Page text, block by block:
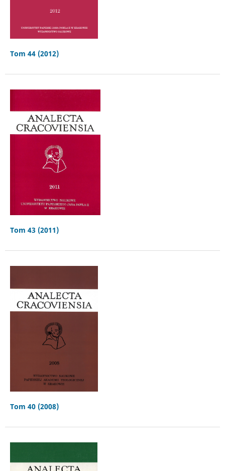
Tom 44 (2012)
Tom 43 (2011)
Tom 40 (2008)